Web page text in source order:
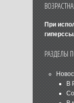
При
РАЗДЕЛЫ
В